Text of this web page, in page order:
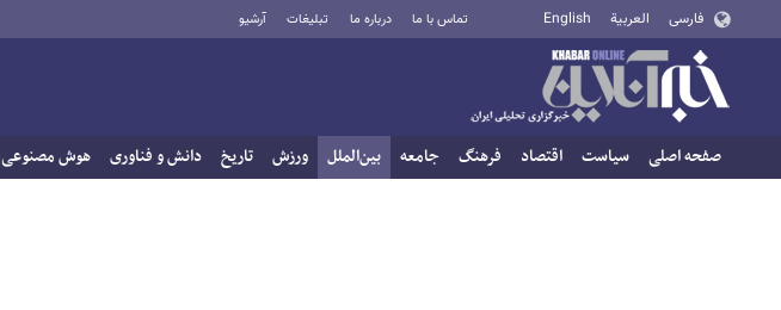
فارسی العربية English تماس با ما درباره ما تبلیغات آرشیو
صفحه اصلی سیاست اقتصاد فرهنگ جامعه بین‌الملل ورزش تاریخ دانش و فناوری هوش مصنوعی